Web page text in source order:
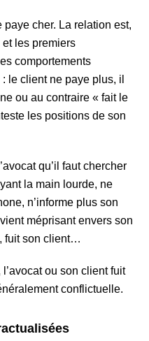
paye cher. La relation est,
et les premiers
comportements
le client ne paye plus, il
ou au contraire « fait le
les positions de son
qu’il faut chercher
la main lourde, ne
n’informe plus son
méprisant envers son
fuit son client…
ou son client fuit
conflictuelle.